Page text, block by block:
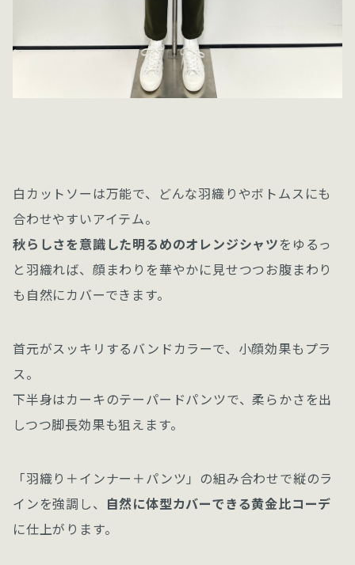
白カットソーは万能で、どんな羽織りやボトムスにも
合わせやすいアイテム。
秋らしさを意識した明るめのオレンジシャツをゆるっ
と羽織れば、顔まわりを華やかに見せつつお腹まわり
も自然にカバーできます。
首元がスッキリするバンドカラーで、小顔効果もプラ
ス。
下半身はカーキのテーパードパンツで、柔らかさを出
しつつ脚長効果も狙えます。
「羽織り＋インナー＋パンツ」の組み合わせで縦のラ
インを強調し、 自然に体型カバーできる黄金比コーデ
に仕上がります。